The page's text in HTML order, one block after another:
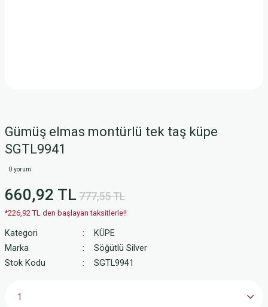
Gümüş elmas montürlü tek taş küpe
SGTL9941
0 yorum
660,92 TL 777,55 TL
*226,92 TL den başlayan taksitlerle!!
Kategori
KÜPE
Marka
Söğütlü Silver
Stok Kodu
SGTL9941